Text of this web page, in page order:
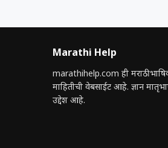
Marathi Help
marathihelp.com ही मराठी
माहितीची वेबसाईट आहे. ज्ञान
उद्देश आहे.